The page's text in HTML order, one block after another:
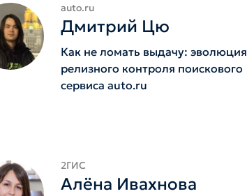
auto.ru
Дмитрий Цю
Как не ломать выдачу: эволюция
релизного контроля поискового
сервиса auto.ru
2ГИС
Алёна Ивахнова